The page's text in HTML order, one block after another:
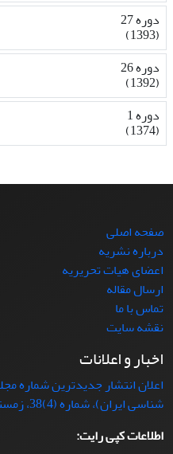
دوره 27
(1393)
دوره 26
(1392)
دوره 1
(1374)
صفحه اصلی
درباره نشریه
اعضای هیات تحریریه
ارسال مقاله
تماس با ما
نقشه سایت
اخبار و اعلانات
اعلان انتشار جدیدترین شماره
شناسی ایران)، شماره (4)38، زمستان1404
اطلاعات کپی رایت: